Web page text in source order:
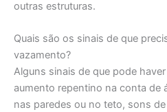
outras estruturas.
Quais são os sinais de que
vazamento?
Alguns sinais de que pode
aumento repentino na conta de
nas paredes ou no teto, sons